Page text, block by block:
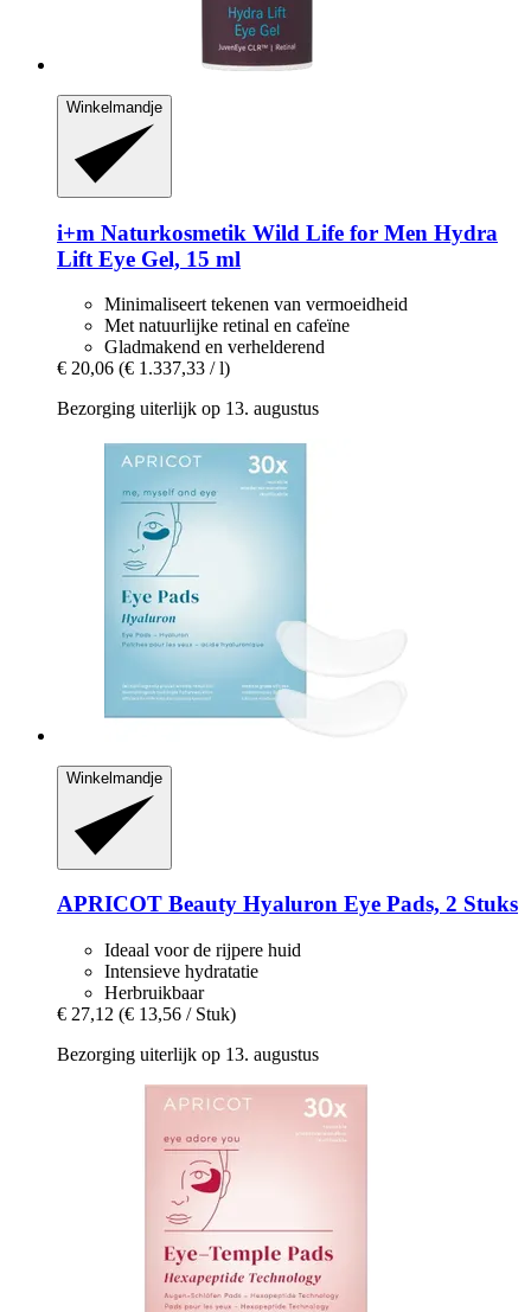
Winkelmandje
i+m Naturkosmetik Wild Life for Men Hydra
Lift Eye Gel, 15 ml
Minimaliseert tekenen van vermoeidheid
Met natuurlijke retinal en cafeïne
Gladmakend en verhelderend
€ 20,06 (€ 1.337,33 / l)
Bezorging uiterlijk op 13. augustus
Winkelmandje
APRICOT Beauty Hyaluron Eye Pads, 2 Stuks
Ideaal voor de rijpere huid
Intensieve hydratatie
Herbruikbaar
€ 27,12 (€ 13,56 / Stuk)
Bezorging uiterlijk op 13. augustus